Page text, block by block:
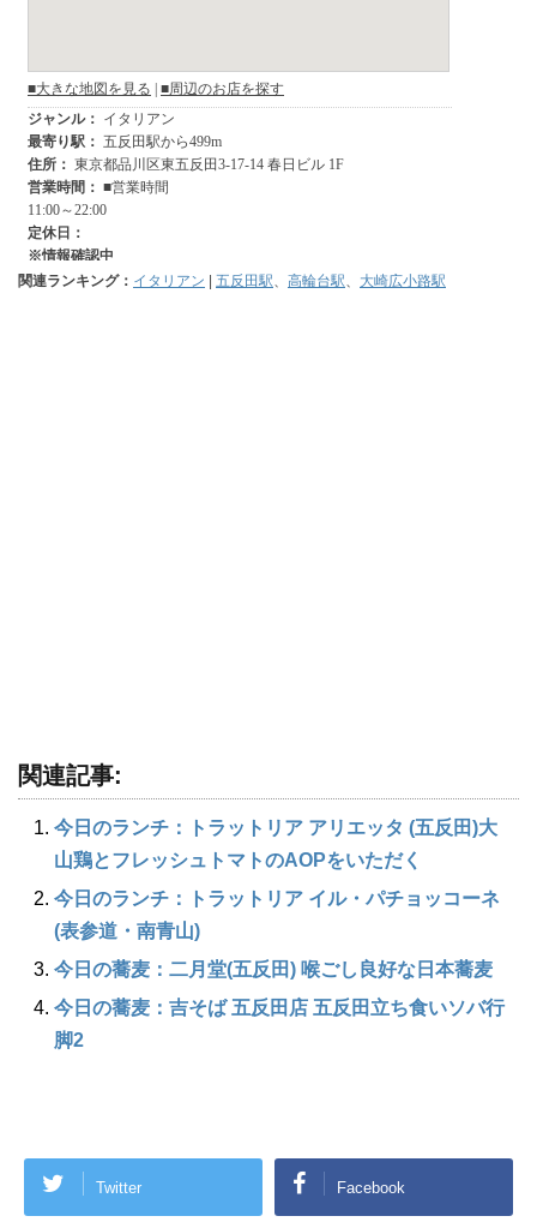
関連ランキング： イタリアン 五反田駅、 高輪台駅、 大崎広小路駅
関連記事:
今日のランチ：トラットリア アリエッタ (五反田)大
山鶏とフレッシュトマトのAOPをいただく
今日のランチ：トラットリア イル・パチョッコーネ
(表参道・南青山)
今日の蕎麦：二月堂(五反田) 喉ごし良好な日本蕎麦
今日の蕎麦：吉そば 五反田店 五反田立ち食いソバ行
脚2
Twitter Facebook